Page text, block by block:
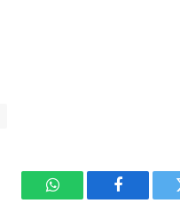
WhatsAppFacebook